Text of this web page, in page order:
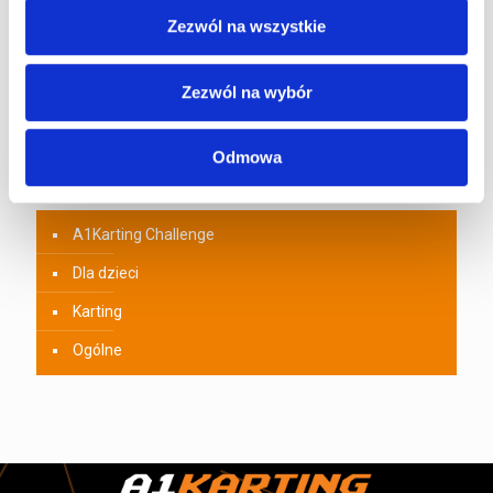
Zezwól na wszystkie
Zezwól na wybór
Odmowa
Prezent dla kierowcy – najlepsze pomysły
na upominek dla pasjonata motoryzacji
Kategorie artykułów
A1Karting Challenge
Dla dzieci
Karting
Ogólne